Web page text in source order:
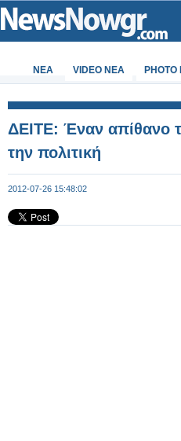
ΝΕΑ VIDEO NEA PHOTO
ΔΕΙΤΕ: Έναν απίθανο
την πολιτική
2012-07-26 15:48:02